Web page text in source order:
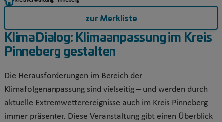
KlimaDialog: Klimaanpassung im Kreis
Pinneberg gestalten
Die Herausforderungen im Bereich der
Klimafolgenanpassung sind vielseitig – und werden durch
aktuelle Extremwetterereignisse auch im Kreis Pinneberg
immer präsenter. Diese Veranstaltung gibt einen Überblick
zur Merkliste